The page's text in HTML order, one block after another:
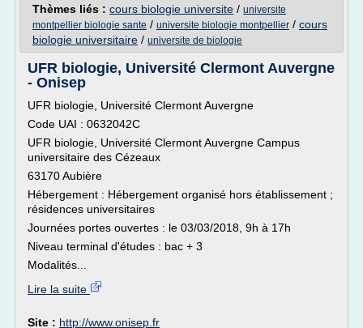
Thèmes liés : cours biologie universite / universite
montpellier biologie sante / universite biologie montpellier / cours
biologie universitaire / universite de biologie
UFR biologie, Université Clermont Auvergne
- Onisep
UFR biologie, Université Clermont Auvergne
Code UAI : 0632042C
UFR biologie, Université Clermont Auvergne Campus
universitaire des Cézeaux
63170 Aubière
Hébergement : Hébergement organisé hors établissement ;
résidences universitaires
Journées portes ouvertes : le 03/03/2018, 9h à 17h
Niveau terminal d'études : bac + 3
Modalités...
Lire la suite
Site : http://www.onisep.fr